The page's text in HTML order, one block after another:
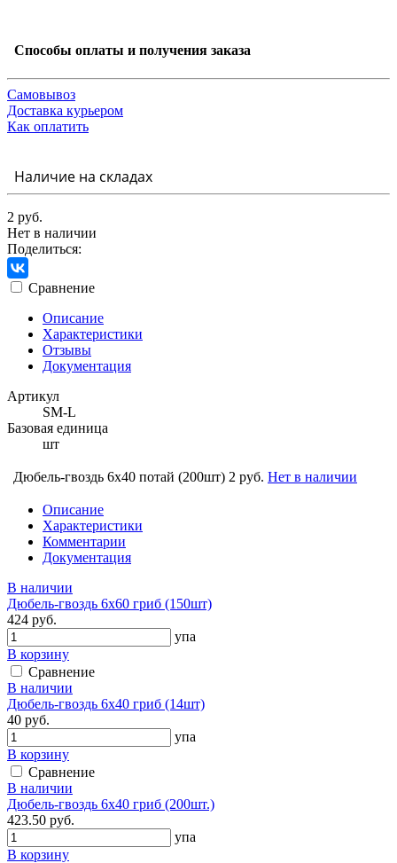
Способы оплаты и получения заказа
Самовывоз
Доставка курьером
Как оплатить
Наличие на складах
2 руб.
Нет в наличии
Поделиться:
Сравнение
Описание
Характеристики
Отзывы
Документация
Артикул
SM-L
Базовая единица
шт
Дюбель-гвоздь 6х40 потай (200шт) 2 руб. Нет в наличии
Описание
Характеристики
Комментарии
Документация
В наличии
Дюбель-гвоздь 6х60 гриб (150шт)
424 руб.
упа
В корзину
Сравнение
В наличии
Дюбель-гвоздь 6х40 гриб (14шт)
40 руб.
упа
В корзину
Сравнение
В наличии
Дюбель-гвоздь 6х40 гриб (200шт.)
423.50 руб.
упа
В корзину